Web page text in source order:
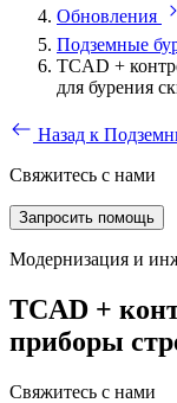
Обновления
Подземные
TCAD +
для бурения
Назад к
Свяжитесь с нами
Запросить помощь
Модернизация и
TCAD +
приборы
Свяжитесь с нами